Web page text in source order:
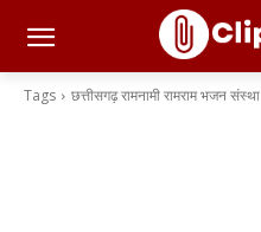
Tags छत्तीसगढ़ रामनामी रामराम भजन संस्था